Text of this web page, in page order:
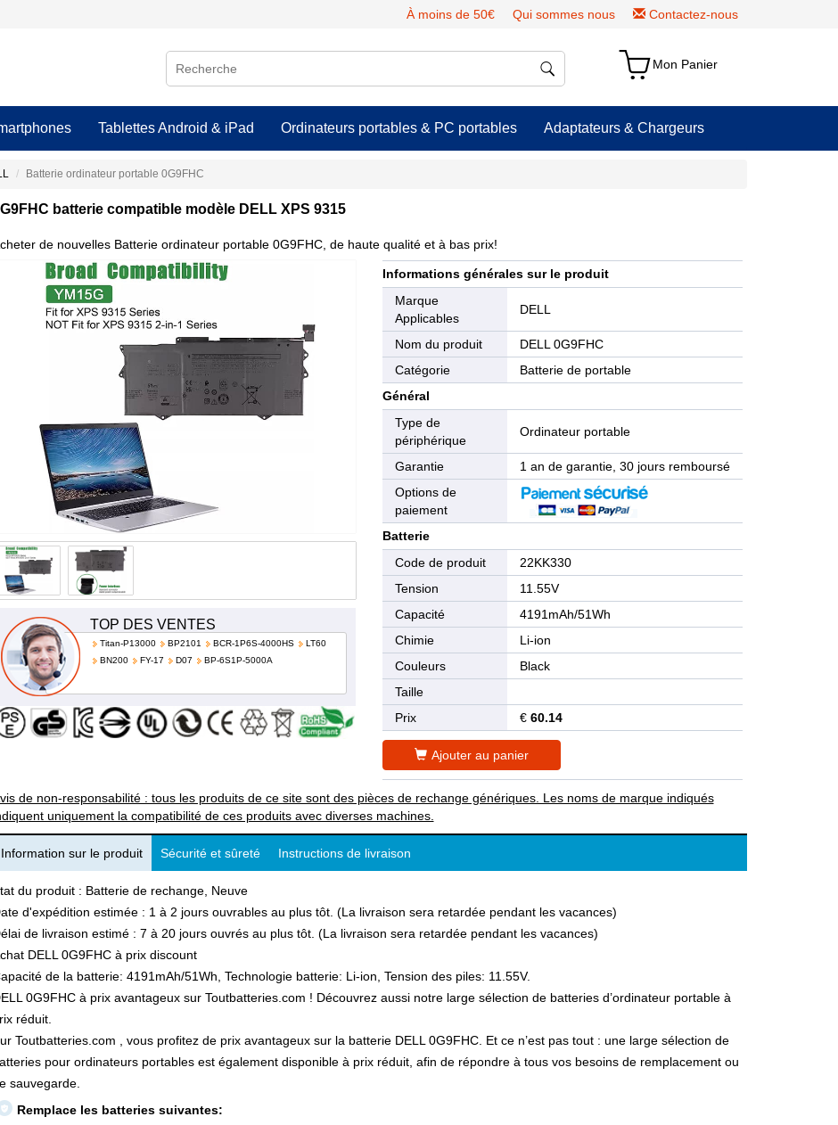
À moins de 50€ Qui sommes nous Contactez-nous
Mon Panier
Tablettes Android & iPad Ordinateurs portables & PC portables Adaptateurs & Chargeurs
Batterie ordinateur portable 0G9FHC
batterie compatible modèle DELL XPS 9315
de nouvelles Batterie ordinateur portable 0G9FHC, de haute qualité et à bas prix!
TOP DES VENTES
Titan-P13000 BP2101 BCR-1P6S-4000HS
LT60
BN200
FY-17 D07 BP-6S1P-5000A
Informations générales sur le produit
Marque
Applicables
DELL
Nom du produit
DELL 0G9FHC
Catégorie
Batterie de portable
Général
Type de
périphérique
Ordinateur portable
Garantie
1 an de garantie, 30 jours remboursé
Options de
paiement
Batterie
Code de produit
22KK330
Tension
11.55V
Capacité
4191mAh/51Wh
Chimie
Li-ion
Couleurs
Black
Taille
Prix
€60.14
Ajouter au panier
de non-responsabilité : tous les produits de ce site sont des pièces de rechange génériques. Les noms de marque indiqués
uniquement la compatibilité de ces produits avec diverses machines.
Information sur le produit Sécurité et sûreté Instructions de livraison
du produit : Batterie de rechange, Neuve
d'expédition estimée : 1 à 2 jours ouvrables au plus tôt. (La livraison sera retardée pendant les vacances)
de livraison estimé : 7 à 20 jours ouvrés au plus tôt. (La livraison sera retardée pendant les vacances)
DELL 0G9FHC à prix discount
de la batterie: 4191mAh/51Wh, Technologie batterie: Li-ion, Tension des piles: 11.55V.
0G9FHC à prix avantageux sur Toutbatteries.com ! Découvrez aussi notre large sélection de batteries d’ordinateur portable à
réduit.
Toutbatteries.com , vous profitez de prix avantageux sur la batterie DELL 0G9FHC. Et ce n’est pas tout : une large sélection de
pour ordinateurs portables est également disponible à prix réduit, afin de répondre à tous vos besoins de remplacement ou
sauvegarde.
Remplace les batteries suivantes: